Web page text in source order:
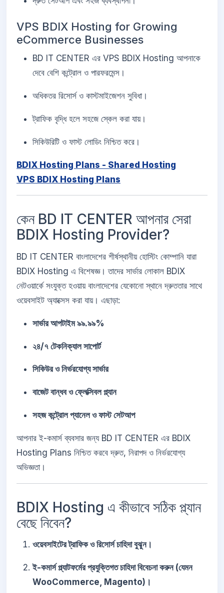
VPS BDIX Hosting for Growing
eCommerce Businesses
BD IT CENTER এর VPS BDIX Hosting আপনাকে
দেবে বেশি কন্ট্রোল ও পারফরমেন্স।
অধিকতর রিসোর্স ও কাস্টমাইজেশন সুবিধা।
ট্রাফিক বৃদ্ধি হলে সহজে স্কেল করা যায়।
সিকিউরিটি ও ফাস্ট লোডিং নিশ্চিত করে।
BDIX Hosting Plans - Shared Hosting
VPS BDIX Hosting Plans
কেন BD IT CENTER আপনার সেরা
BDIX Hosting Provider?
BD IT CENTER বাংলাদেশের শীর্ষস্থানীয় হোস্টিং কোম্পানি যারা
BDIX Hosting এ বিশেষজ্ঞ। তাদের সার্ভার লোকাল BDIX
নেটওয়ার্কে সংযুক্ত হওয়ায় বাংলাদেশের যেকোনো স্থানে দ্রুততার সাথে
ওয়েবসাইট অ্যাক্সেস করা যায়। এছাড়া:
সার্ভার আপটাইম ৯৯.৯৯%
২৪/৭ টেকনিক্যাল সাপোর্ট
সিকিউর ও নির্ভরযোগ্য সার্ভার
বাজেট বান্ধব ও ফ্লেক্সিবল প্ল্যান
সহজ কন্ট্রোল প্যানেল ও ফাস্ট সেটআপ
আপনার ই-কমার্স ব্যবসার জন্য BD IT CENTER এর BDIX
Hosting Plans নিশ্চিত করবে দ্রুত, নিরাপদ ও নির্ভরযোগ্য
অভিজ্ঞতা।
BDIX Hosting এ কীভাবে সঠিক প্ল্যান
বেছে নিবেন?
ওয়েবসাইটের ট্রাফিক ও রিসোর্স চাহিদা বুঝুন।
ই-কমার্স প্ল্যাটফর্মের প্রযুক্তিগত চাহিদা বিবেচনা করুন (যেমন
WooCommerce, Magento)।